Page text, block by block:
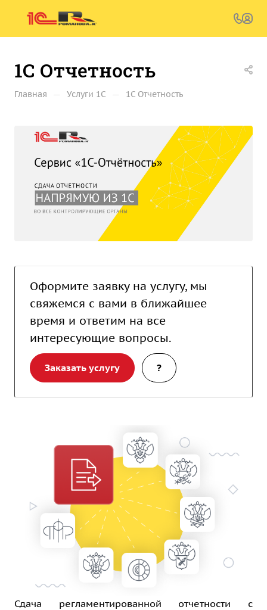
1С Отчетность
Главная — Услуги 1С — 1С Отчетность
Оформите заявку на услугу, мы
свяжемся с вами в ближайшее
время и ответим на все
интересующие вопросы.
Заказать услугу ?
Сдача регламентированной отчетности с